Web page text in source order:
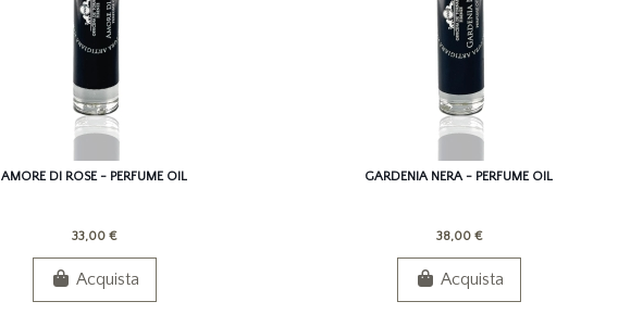
AMORE DI ROSE - PERFUME OIL
33,00 €
Acquista
GARDENIA NERA - PERFUME OIL
38,00 €
Acquista